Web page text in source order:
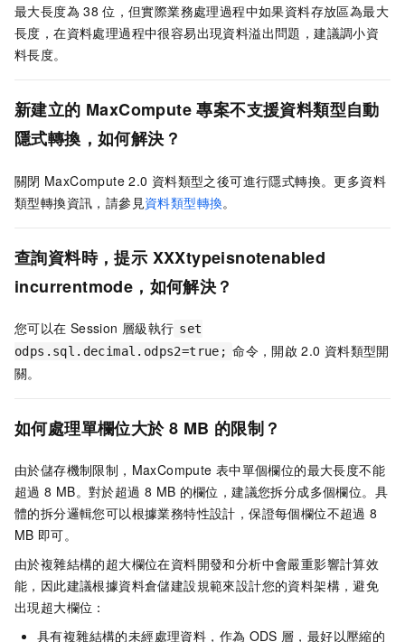
最大長度為 38 位，但實際業務處理過程中如果資料存放區為最大
長度，在資料處理過程中很容易出現資料溢出問題，建議調小資
料長度。
新建立的 MaxCompute 專案不支援資料類型自動
隱式轉換，如何解決？
關閉 MaxCompute 2.0 資料類型之後可進行隱式轉換。更多資料
類型轉換資訊，請參見資料類型轉換。
查詢資料時，提示 XXXtypeisnotenabled
incurrentmode，如何解決？
您可以在 Session 層級執行 set
odps.sql.decimal.odps2=true; 命令，開啟 2.0 資料類型開
關。
如何處理單欄位大於 8 MB 的限制？
由於儲存機制限制，MaxCompute 表中單個欄位的最大長度不能
超過 8 MB。對於超過 8 MB 的欄位，建議您拆分成多個欄位。具
體的拆分邏輯您可以根據業務特性設計，保證每個欄位不超過 8
MB 即可。
由於複雜結構的超大欄位在資料開發和分析中會嚴重影響計算效
能，因此建議根據資料倉儲建設規範來設計您的資料架構，避免
出現超大欄位：
具有複雜結構的未經處理資料，作為 ODS 層，最好以壓縮的